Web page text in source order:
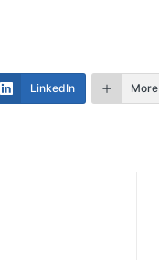
LinkedIn More